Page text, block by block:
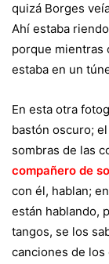
quizá Borges
Ahí estaba
porque mientras
estaba en un
En esta otra
bastón oscuro;
sombras de las
compañero de
con él, hablan;
están hablando,
tangos, se los
canciones de